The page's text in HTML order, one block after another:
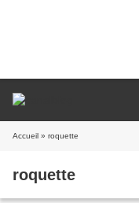
Accueil » roquette
roquette